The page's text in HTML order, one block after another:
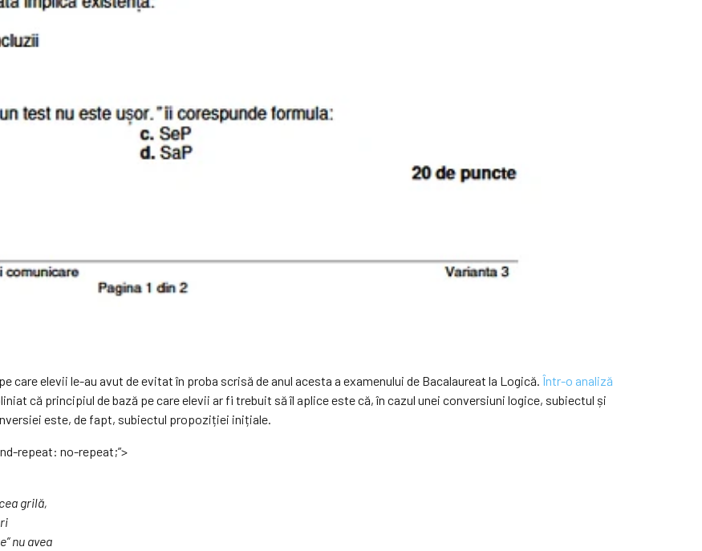
elevii le-au avut de evitat în proba scrisă de anul acesta a examenului de Bacalaureat la Logică. Într-o analiză
că principiul de bază pe care elevii ar fi trebuit să îl aplice este că, în cazul unei conversiuni logice, subiectul și
este, de fapt, subiectul propoziției inițiale.
repeat: no-repeat;”>
grilă,
nu avea